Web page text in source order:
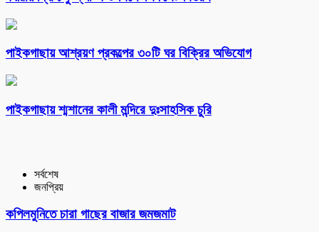
পাইকগাছায় আশ্রয়ণ প্রকল্পের ৩০টি ঘর বিক্রির অভিযোগ
পাইকগাছায় শ্মশানের কালী মন্দিরে দুঃসাহসিক চুরি
সর্বশেষ
জনপ্রিয়
কপিলমুনিতে চারা গাছের বাজার জমজমাট